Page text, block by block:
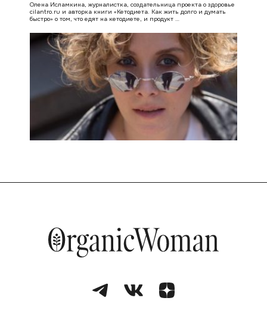
Олена Исламкина, журналистка, создательница проекта о здоровье
cilantro.ru и авторка книги «Кетодиета. Как жить долго и думать
быстро» о том, что едят на кетодиете, и продукт …